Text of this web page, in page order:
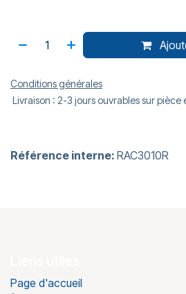
Conditions générales
Livraison : 2-3 jours ouvrables sur pièce
Référence interne: RAC3010R
Page d'accueil